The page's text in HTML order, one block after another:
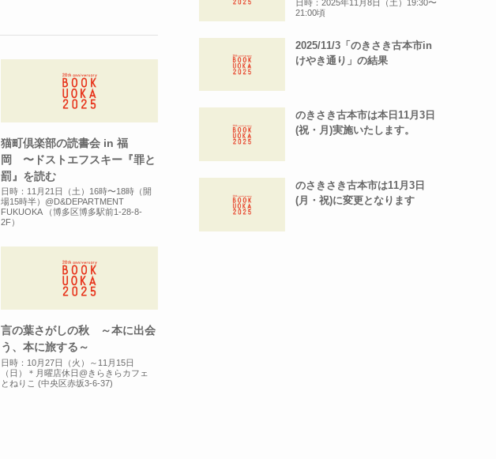
猫町倶楽部の読書会 in 福
岡 〜ドストエフスキー『罪と
罰』を読む
日時：11月21日（土）16時〜18時（開
場15時半）@D&DEPARTMENT
FUKUOKA （博多区博多駅前1-28-8-
2F）
言の葉さがしの秋 ～本に出会
う、本に旅する～
日時：10月27日（火）～11月15日
（日）＊月曜店休日@きらきらカフェ
とねりこ (中央区赤坂3-6-37)
日時：2025年11月8日（土）19:30〜
21:00頃
2025/11/3「のきさき古本市in
けやき通り」の結果
のきさき古本市は本日11月3日
(祝・月)実施いたします。
のさきさき古本市は11月3日
(月・祝)に変更となります